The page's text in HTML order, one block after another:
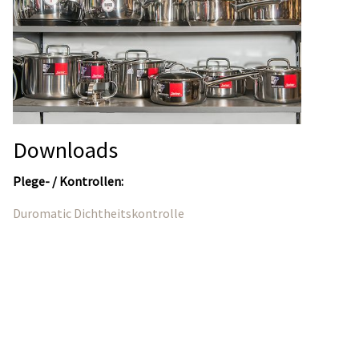
Downloads
Plege- / Kontrollen:
Duromatic Dichtheitskontrolle